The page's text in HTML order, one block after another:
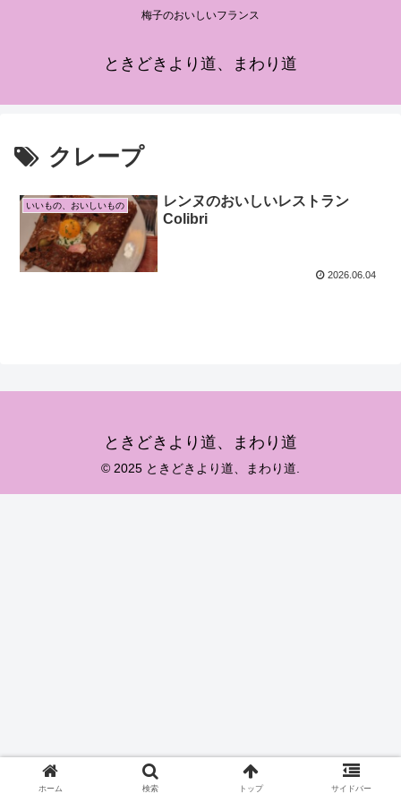
梅子のおいしいフランス
ときどきより道、まわり道
クレープ
いいもの、おいしいもの
レンヌのおいしいレストラン
Colibri
2026.06.04
ときどきより道、まわり道
© 2025 ときどきより道、まわり道.
ホーム 検索 トップ サイドバー